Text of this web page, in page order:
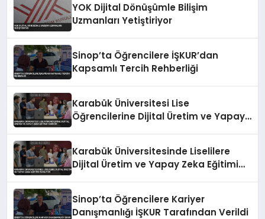
YOK Dijital Dönüşümle Bilişim
Uzmanları Yetiştiriyor
Sinop’ta Öğrencilere İŞKUR’dan
Kapsamlı Tercih Rehberliği
Karabük Üniversitesi Lise
Öğrencilerine Dijital Üretim ve Yapay
Karabük Üniversitesinde Liselilere
Dijital Üretim ve Yapay Zeka Eğitimi
Sinop’ta Öğrencilere Kariyer
Danışmanlığı İŞKUR Tarafından Verildi